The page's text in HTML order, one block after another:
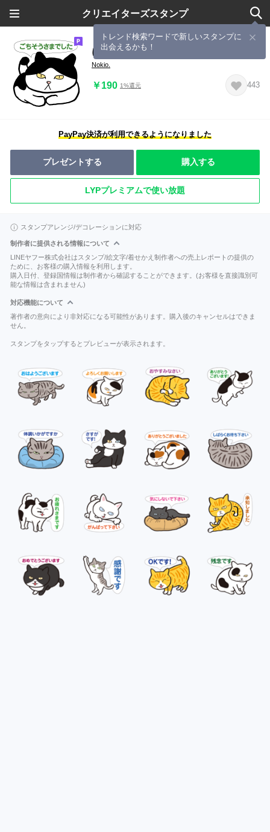
クリエイターズスタンプ
トレンド検索ワードで新しいスタンプに
出会えるかも！
にゃんこのつぶやき【敬語編】
Nokio.
￥190 1%還元 443
PayPay決済が利用できるようになりました
プレゼントする 購入する
LYPプレミアムで使い放題
スタンプアレンジ/デコレーションに対応
制作者に提供される情報について
LINEヤフー株式会社はスタンプ/絵文字/着せかえ制作者への売上レポートの提供の
ために、お客様の購入情報を利用します。
購入日付、登録国情報は制作者から確認することができます。(お客様を直接識別可
能な情報は含まれません)
対応機能について
著作者の意向により非対応になる可能性があります。購入後のキャンセルはできま
せん。
スタンプをタップするとプレビューが表示されます。